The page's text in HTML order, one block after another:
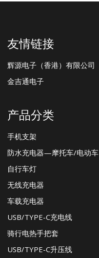
友情链接
辉源电子（香港）有限公司
金吉通电子
产品分类
手机支架
防水充电器—摩托车/电动车
自行车灯
无线充电器
车载充电器
USB/TYPE-C充电线
骑行电热手把套
USB/TYPE-C升压线